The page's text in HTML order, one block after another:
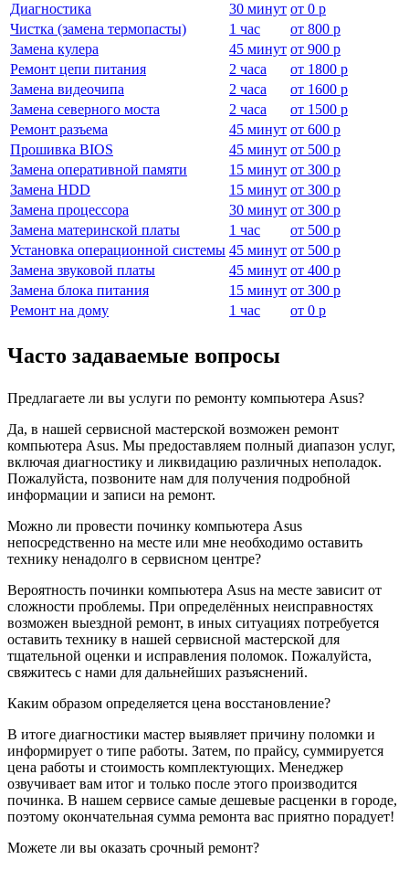
Диагностика
30 минут от 0 р
Чистка (замена термопасты)
1 час от 800 р
Замена кулера
45 минут от 900 р
Ремонт цепи питания
2 часа от 1800 р
Замена видеочипа
2 часа от 1600 р
Замена северного моста
2 часа от 1500 р
Ремонт разъема
45 минут от 600 р
Прошивка BIOS
45 минут от 500 р
Замена оперативной памяти
15 минут от 300 р
Замена HDD
15 минут от 300 р
Замена процессора
30 минут от 300 р
Замена материнской платы
1 час от 500 р
Установка операционной системы 45 минут от 500 р
Замена звуковой платы
45 минут от 400 р
Замена блока питания
15 минут от 300 р
Ремонт на дому
1 час от 0 р
Часто задаваемые вопросы
Предлагаете ли вы услуги по ремонту компьютера Asus?
Да, в нашей сервисной мастерской возможен ремонт
компьютера Asus. Мы предоставляем полный диапазон услуг,
включая диагностику и ликвидацию различных неполадок.
Пожалуйста, позвоните нам для получения подробной
информации и записи на ремонт.
Можно ли провести починку компьютера Asus
непосредственно на месте или мне необходимо оставить
технику ненадолго в сервисном центре?
Вероятность починки компьютера Asus на месте зависит от
сложности проблемы. При определённых неисправностях
возможен выездной ремонт, в иных ситуациях потребуется
оставить технику в нашей сервисной мастерской для
тщательной оценки и исправления поломок. Пожалуйста,
свяжитесь с нами для дальнейших разъяснений.
Каким образом определяется цена восстановление?
В итоге диагностики мастер выявляет причину поломки и
информирует о типе работы. Затем, по прайсу, суммируется
цена работы и стоимость комплектующих. Менеджер
озвучивает вам итог и только после этого производится
починка. В нашем сервисе самые дешевые расценки в городе,
поэтому окончательная сумма ремонта вас приятно порадует!
Можете ли вы оказать срочный ремонт?